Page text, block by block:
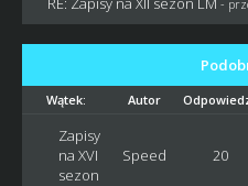
-
Wątek: Autor
Zapisy
na XVI
sezon
Speed 20